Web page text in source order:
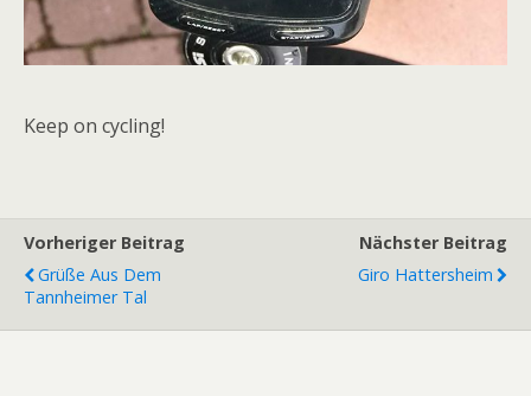
Keep on cycling!
Vorheriger Beitrag
Grüße Aus Dem
Tannheimer Tal
Nächster Beitrag
Giro Hattersheim